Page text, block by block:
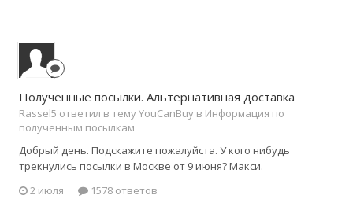
Полученные посылки. Альтернативная доставка
Rassel5 ответил в тему YouCanBuy в Информация по
полученным посылкам
Добрый день. Подскажите пожалуйста. У кого нибудь
трекнулись посылки в Москве от 9 июня? Макси.
2 июля
1578 ответов